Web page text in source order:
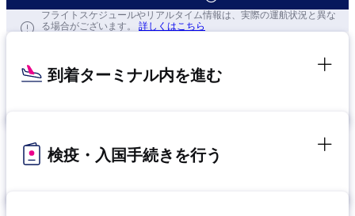
フライトスケジュールやリアルタイム情報は、実際の運航状況と異な
る場合がございます。 詳しくはこちら
到着ターミナル内を進む
検疫・入国手続きを行う